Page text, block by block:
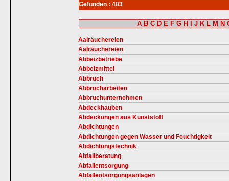
Gefunden : 483
A B C D E F G H J K L M N
Aalräuchereien
Aalräuchereien
Abbeizbetriebe
Abbeizmittel
Abbruch
Abbrucharbeiten
Abbruchunternehmen
Abdeckhauben
Abdeckungen aus Kunststoff
Abdichtungen
Abdichtungen gegen Wasser und Feuchtigkeit
Abdichtungstechnik
Abfallberatung
Abfallentsorgung
Abfallentsorgungsanlagen